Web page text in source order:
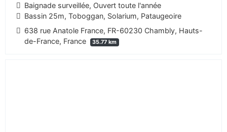
Baignade surveillée, Ouvert toute l'année
Bassin 25m, Toboggan, Solarium, Pataugeoire
638 rue Anatole France, FR-60230 Chambly, Hauts-
de-France, France
35.77 km